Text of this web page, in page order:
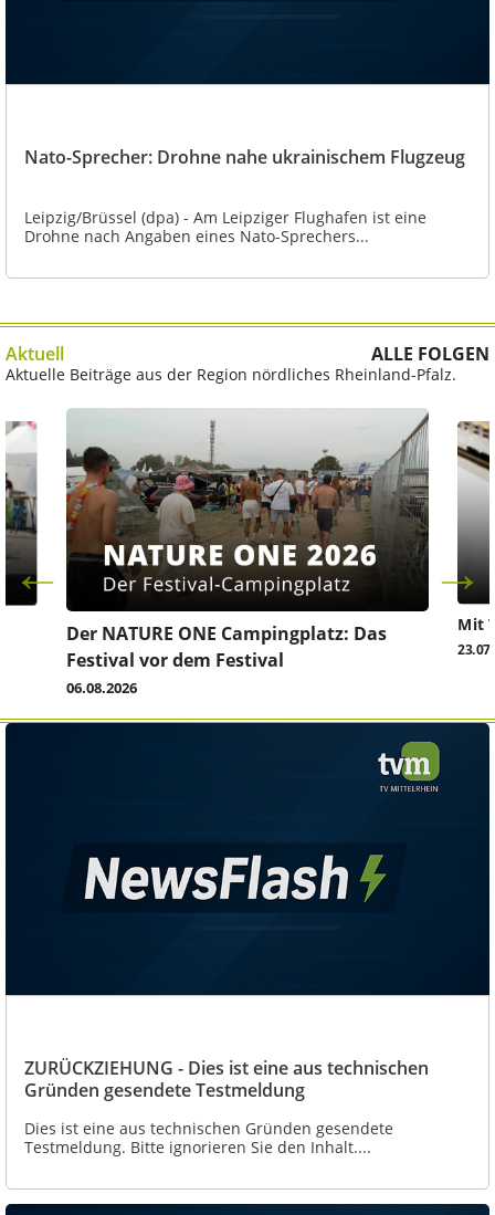
Nato-Sprecher: Drohne nahe ukrainischem Flugzeug
Leipzig/Brüssel (dpa) - Am Leipziger Flughafen ist eine
Drohne nach Angaben eines Nato-Sprechers...
Aktuell ALLE FOLGEN
Aktuelle Beiträge aus der Region nördliches Rheinland-Pfalz.
Der NATURE ONE Campingplatz: Das
Festival vor dem Festival
06.08.2026
Mit
ZURÜCKZIEHUNG - Dies ist eine aus technischen
Gründen gesendete Testmeldung
Dies ist eine aus technischen Gründen gesendete
Testmeldung. Bitte ignorieren Sie den Inhalt....